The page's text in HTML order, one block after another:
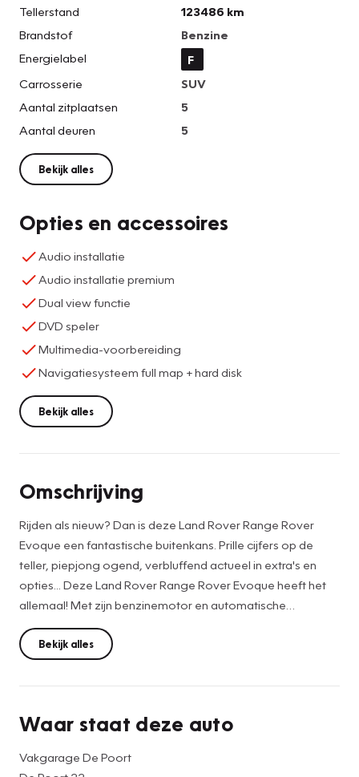
Tellerstand
123486 km
Brandstof
Benzine
Energielabel
F
Carrosserie
SUV
Aantal zitplaatsen
5
Aantal deuren
5
Bekijk alles
Opties en accessoires
Audio installatie
Audio installatie premium
Dual view functie
DVD speler
Multimedia-voorbereiding
Navigatiesysteem full map + hard disk
Bekijk alles
Omschrijving
Rijden als nieuw? Dan is deze Land Rover Range Rover
Evoque een fantastische buitenkans. Prille cijfers op de
teller, piepjong ogend, verbluffend actueel in extra's en
opties... Deze Land Rover Range Rover Evoque heeft het
allemaal! Met zijn benzinemotor en automatische
transmissie is dit een prima auto voor nog vele kilometers.
Hoge kwaliteit is ook binnenin aanwezig. Kijkt u maar naar
de leren bekleding! Dankzij de elektrische stoelbediening is
achterbank. In het donker zorgt de xenonverlichting voor
Rover behoren ook 20 inch lichtmetalen velgen, dakspoiler,
Bekijk alles
Waar staat deze auto
Vakgarage De Poort